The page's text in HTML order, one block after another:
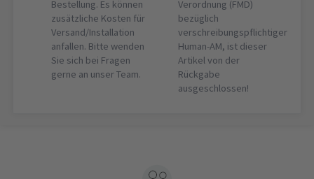
Bestellung. Es können
zusätzliche Kosten für
Versand/Installation
anfallen. Bitte wenden
Sie sich bei Fragen
gerne an unser Team.
Verordnung (FMD)
bezüglich
verschreibungspflichtiger
Human-AM, ist dieser
Artikel von der
Rückgabe
ausgeschlossen!